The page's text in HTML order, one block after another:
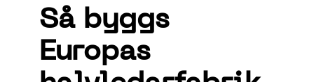
Så byggs
Europas